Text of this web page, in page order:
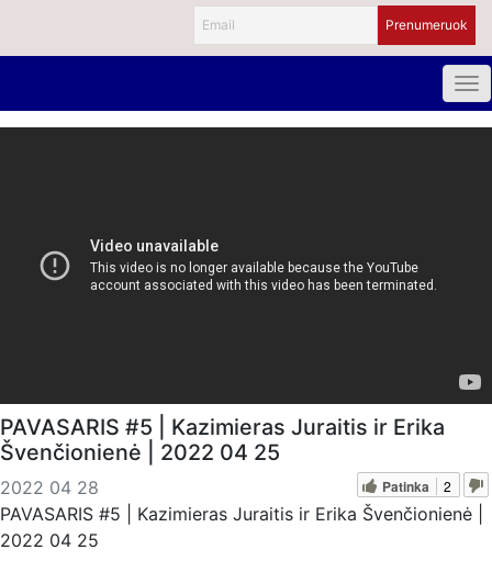
PAVASARIS #5 | Kazimieras Juraitis ir Erika
Švenčionienė | 2022 04 25
2022 04 28 Patinka 2
PAVASARIS #5 | Kazimieras Juraitis ir Erika Švenčionienė |
2022 04 25